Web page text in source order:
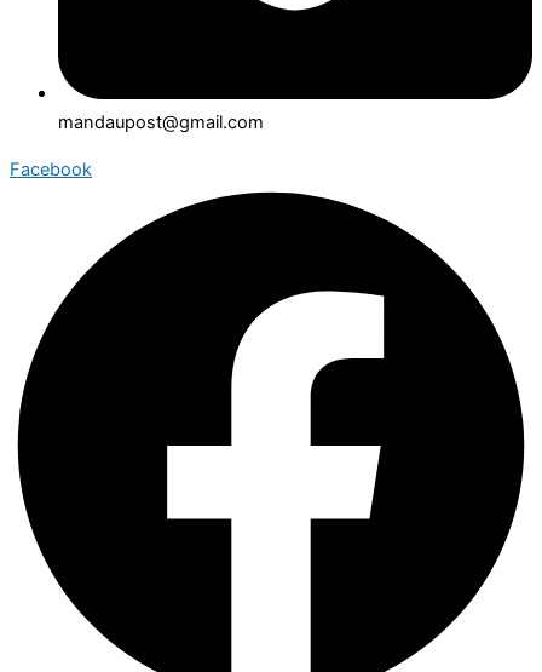
mandaupost@gmail.com
Facebook